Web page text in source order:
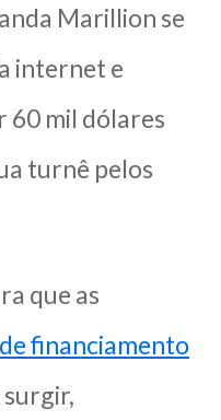
Marillion se
internet e
60 mil dólares
turnê pelos
que as
financiamento
surgir,